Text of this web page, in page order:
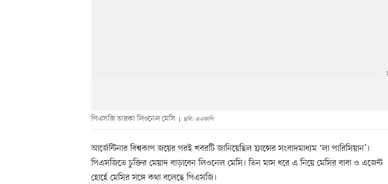
পিএসজি তারকা লিওনেল মেসি ছবি: এএফপি
আর্জেন্টিনার বিশ্বকাপ জয়ের পরই খবরটি জানিয়েছিল ফ্রান্সের সংবাদমাধ্যম ‘লা পারিসিয়ান’।
পিএসজিতে চুক্তির মেয়াদ বাড়াবেন লিওনেল মেসি। তিন মাস ধরে এ নিয়ে মেসির বাবা ও এজেন্ট
হোর্হে মেসির সঙ্গে কথা বলেছে পিএসজি।